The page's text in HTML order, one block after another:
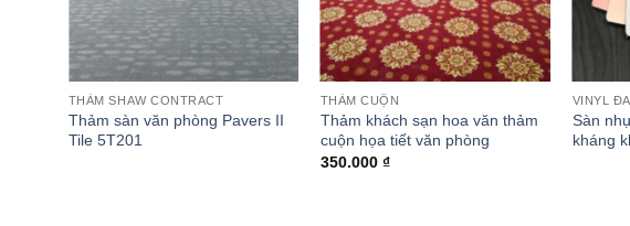
THẢM SHAW CONTRACT
Thảm sàn văn phòng Pavers II
Tile 5T201
THẢM CUỘN
Thảm khách sạn hoa văn thảm
cuộn họa tiết văn phòng
350.000 ₫
VINYL
Sàn
kháng